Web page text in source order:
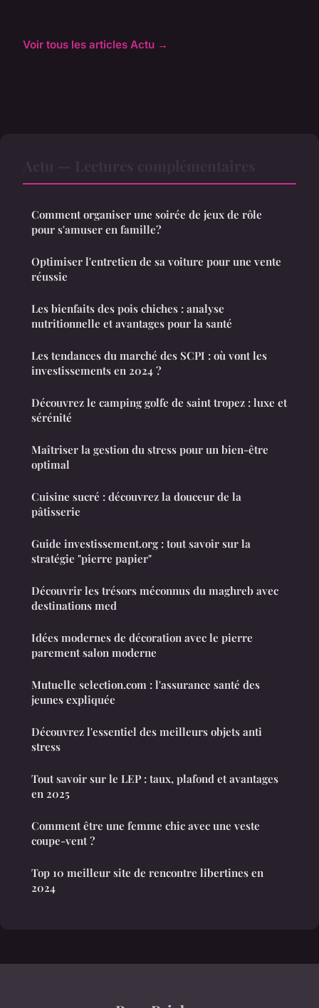
Voir tous les articles Actu →
Comment organiser une soirée de jeux de rôle
pour s'amuser en famille?
Optimiser l'entretien de sa voiture pour une vente
réussie
Les bienfaits des pois chiches : analyse
nutritionnelle et avantages pour la santé
Les tendances du marché des SCPI : où vont les
investissements en 2024 ?
Découvrez le camping golfe de saint tropez : luxe et
sérénité
Maîtriser la gestion du stress pour un bien-être
optimal
Cuisine sucré : découvrez la douceur de la
pâtisserie
Guide investissement.org : tout savoir sur la
stratégie "pierre papier"
Découvrir les trésors méconnus du maghreb avec
destinations med
Idées modernes de décoration avec le pierre
parement salon moderne
Mutuelle selection.com : l'assurance santé des
jeunes expliquée
Découvrez l'essentiel des meilleurs objets anti
stress
Tout savoir sur le LEP : taux, plafond et avantages
en 2025
Comment être une femme chic avec une veste
coupe-vent ?
Top 10 meilleur site de rencontre libertines en
2024